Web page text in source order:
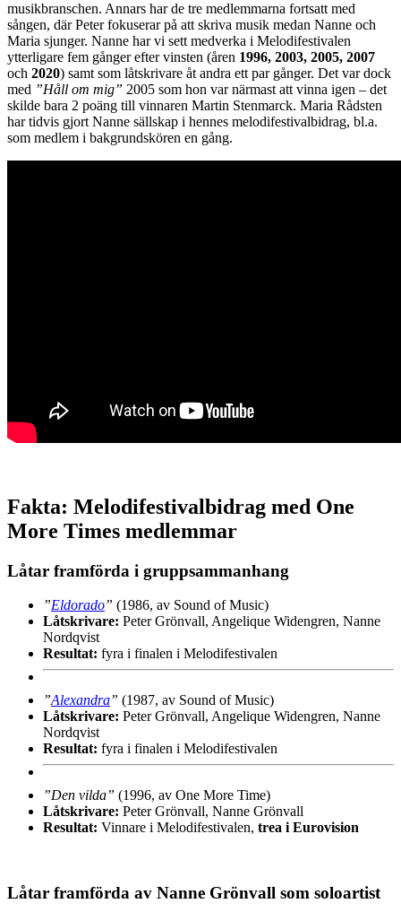
musikbranschen. Annars har de tre medlemmarna fortsatt med
sången, där Peter fokuserar på att skriva musik medan Nanne och
Maria sjunger. Nanne har vi sett medverka i Melodifestivalen
ytterligare fem gånger efter vinsten (åren 1996, 2003, 2005, 2007
och 2020) samt som låtskrivare åt andra ett par gånger. Det var dock
med ”Håll om mig” 2005 som hon var närmast att vinna igen – det
skilde bara 2 poäng till vinnaren Martin Stenmarck. Maria Rådsten
har tidvis gjort Nanne sällskap i hennes melodifestivalbidrag, bl.a.
som medlem i bakgrundskören en gång.
Fakta: Melodifestivalbidrag med One
More Times medlemmar
Låtar framförda i gruppsammanhang
”Eldorado” (1986, av Sound of Music)
Låtskrivare: Peter Grönvall, Angelique Widengren, Nanne
Nordqvist
Resultat: fyra i finalen i Melodifestivalen
”Alexandra” (1987, av Sound of Music)
Låtskrivare: Peter Grönvall, Angelique Widengren, Nanne
Nordqvist
Resultat: fyra i finalen i Melodifestivalen
”Den vilda” (1996, av One More Time)
Låtskrivare: Peter Grönvall, Nanne Grönvall
Resultat: Vinnare i Melodifestivalen, trea i Eurovision
Låtar framförda av Nanne Grönvall som soloartist